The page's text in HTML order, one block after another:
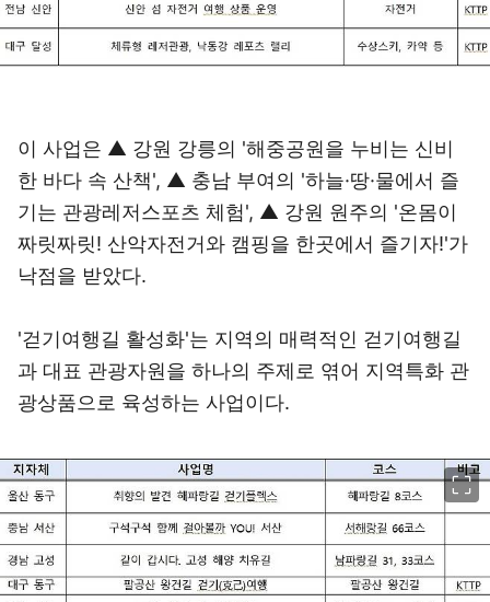
이 사업은 ▲ 강원 강릉의 '해중공원을 누비는 신비
한 바다 속 산책', ▲ 충남 부여의 '하늘·땅·물에서 즐
기는 관광레저스포츠 체험', ▲ 강원 원주의 '온몸이
짜릿짜릿! 산악자전거와 캠핑을 한곳에서 즐기자!'가
낙점을 받았다.
'걷기여행길 활성화'는 지역의 매력적인 걷기여행길
과 대표 관광자원을 하나의 주제로 엮어 지역특화 관
광상품으로 육성하는 사업이다.